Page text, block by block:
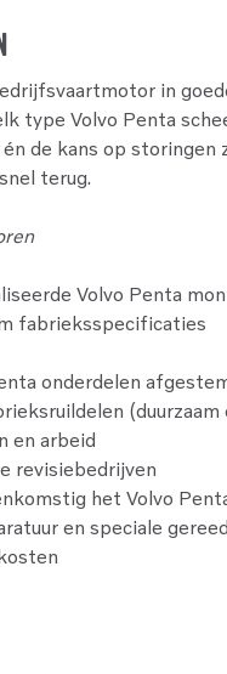
in
type Volvo Penta
de kans op storingen
terug.
Volvo Penta
fabrieksspecificaties
onderdelen
(duurzaam
en arbeid
revisiebedrijven
het Volvo
en speciale